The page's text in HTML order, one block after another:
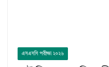
এসএসসি পরীক্ষা ২০২৬